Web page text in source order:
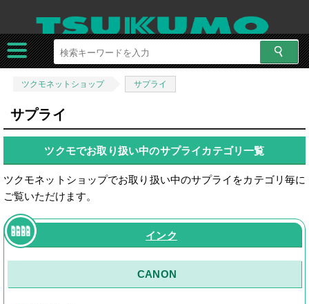
ツクモネットショップ サプライ
サプライ
ツクモでお取り扱い中のサプライカテゴリ一覧
ツクモネットショップでお取り扱い中のサプライをカテゴリ毎に
ご覧いただけます。
インク
CANON